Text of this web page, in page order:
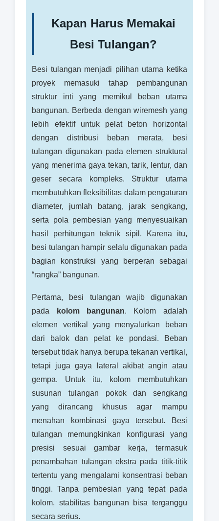
Kapan Harus Memakai
Besi Tulangan?
Besi tulangan menjadi pilihan utama ketika
proyek memasuki tahap pembangunan
struktur inti yang memikul beban utama
bangunan. Berbeda dengan wiremesh yang
lebih efektif untuk pelat beton horizontal
dengan distribusi beban merata, besi
tulangan digunakan pada elemen struktural
yang menerima gaya tekan, tarik, lentur, dan
geser secara kompleks. Struktur utama
membutuhkan fleksibilitas dalam pengaturan
diameter, jumlah batang, jarak sengkang,
serta pola pembesian yang menyesuaikan
hasil perhitungan teknik sipil. Karena itu,
besi tulangan hampir selalu digunakan pada
bagian konstruksi yang berperan sebagai
“rangka” bangunan.
Pertama, besi tulangan wajib digunakan
pada
kolom bangunan. Kolom adalah
elemen vertikal yang menyalurkan beban
dari balok dan pelat ke pondasi. Beban
tersebut tidak hanya berupa tekanan vertikal,
tetapi juga gaya lateral akibat angin atau
gempa. Untuk itu, kolom membutuhkan
susunan tulangan pokok dan sengkang
yang dirancang khusus agar mampu
menahan kombinasi gaya tersebut. Besi
tulangan memungkinkan konfigurasi yang
presisi sesuai gambar kerja, termasuk
penambahan tulangan ekstra pada titik-titik
tertentu yang mengalami konsentrasi beban
tinggi. Tanpa pembesian yang tepat pada
kolom, stabilitas bangunan bisa terganggu
secara serius.